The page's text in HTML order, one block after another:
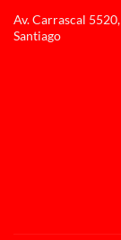
Av. Carrascal
Santiago